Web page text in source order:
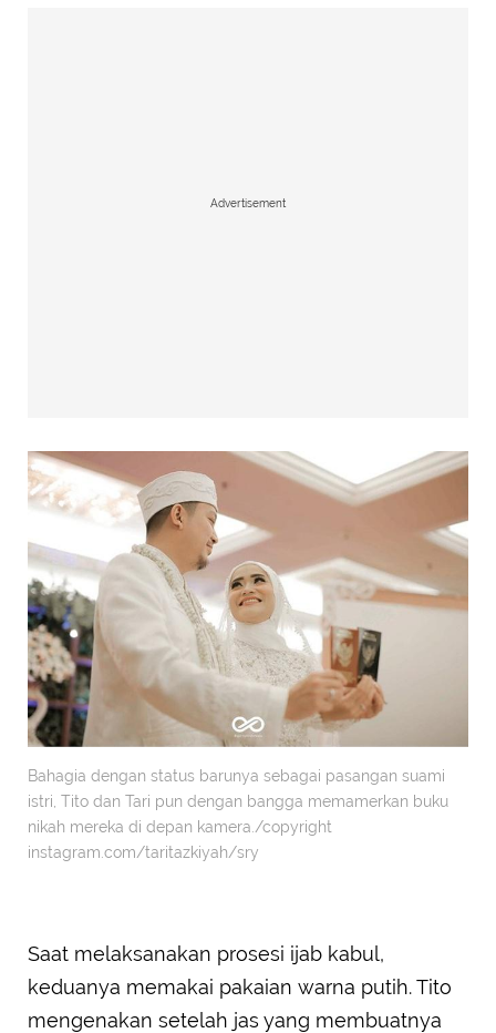
Advertisement
Bahagia dengan status barunya sebagai pasangan suami
istri, Tito dan Tari pun dengan bangga memamerkan buku
nikah mereka di depan kamera./copyright
instagram.com/taritazkiyah/sry
Saat melaksanakan prosesi ijab kabul,
keduanya memakai pakaian warna putih. Tito
mengenakan setelah jas yang membuatnya